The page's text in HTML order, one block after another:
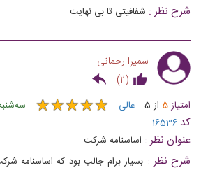
شرح نظر : شفافیتی تا بی نهایت
سمیرا رحمانی
(
2
)
امتیاز5 از 5 عالی ★★★★★
★★★★★ ﺳﻪشنبه 17 تیر
کد 16536
عنوان نظر : اساسنامه شرکت
شرح نظر : بسیار برام جالب بود که اساسنامه